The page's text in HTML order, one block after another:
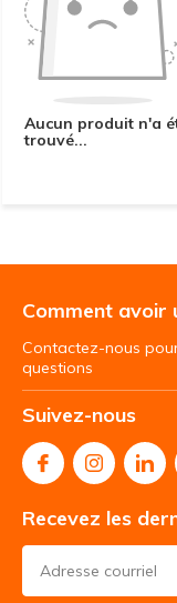
Aucun produit n'a
trouvé...
Comment avoir
Contactez-nous
questions
Suivez-nous
Recevez les